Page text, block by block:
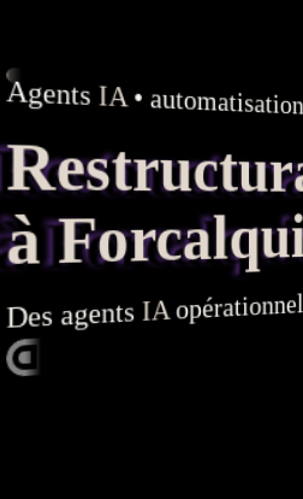
Agents IA• automatisation
à
Desagents IA